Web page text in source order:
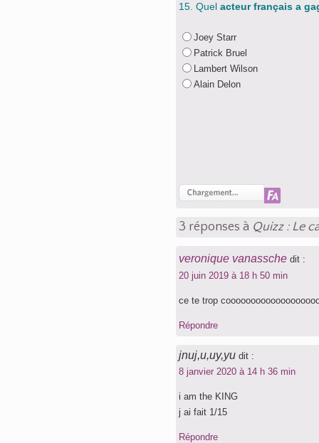
15. Quel acteur français a
Joey Starr
Patrick Bruel
Lambert Wilson
Alain Delon
3 réponses à Quizz : Le
veronique vanassche dit :
20 juin 2019 à 18 h 50 min
ce te trop
Répondre
jnuj,u,uy,yu dit :
8 janvier 2020 à 14 h 36 min
i am the KING
j ai fait 1/15
Répondre